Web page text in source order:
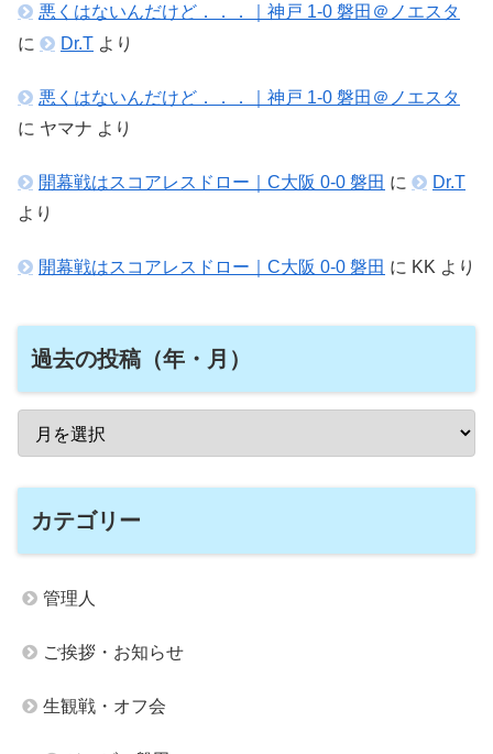
悪くはないんだけど．．．｜神戸 1-0 磐田＠ノエスタ
に
Dr.T より
悪くはないんだけど．．．｜神戸 1-0 磐田＠ノエスタ
に ヤマナ より
開幕戦はスコアレスドロー｜C大阪 0-0 磐田 に
Dr.T
より
開幕戦はスコアレスドロー｜C大阪 0-0 磐田 に KK より
過去の投稿（年・月）
カテゴリー
管理人
ご挨拶・お知らせ
生観戦・オフ会